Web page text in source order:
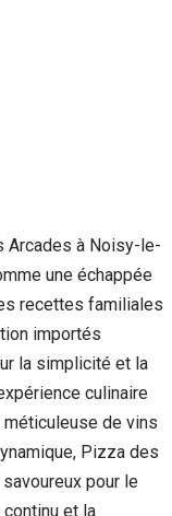
Arcades à Noisy-le-
une échappée
recettes familiales
importés
la simplicité et la
culinaire
de vins
Pizza des
pour le
et la